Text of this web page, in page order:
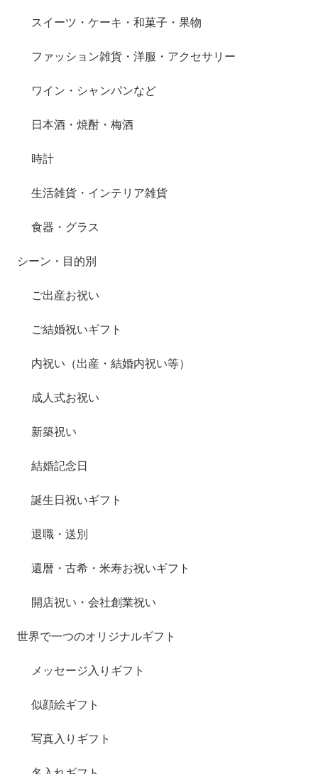
スイーツ・ケーキ・和菓子・果物
ファッション雑貨・洋服・アクセサリー
ワイン・シャンパンなど
日本酒・焼酎・梅酒
時計
生活雑貨・インテリア雑貨
食器・グラス
シーン・目的別
ご出産お祝い
ご結婚祝いギフト
内祝い（出産・結婚内祝い等）
成人式お祝い
新築祝い
結婚記念日
誕生日祝いギフト
退職・送別
還暦・古希・米寿お祝いギフト
開店祝い・会社創業祝い
世界で一つのオリジナルギフト
メッセージ入りギフト
似顔絵ギフト
写真入りギフト